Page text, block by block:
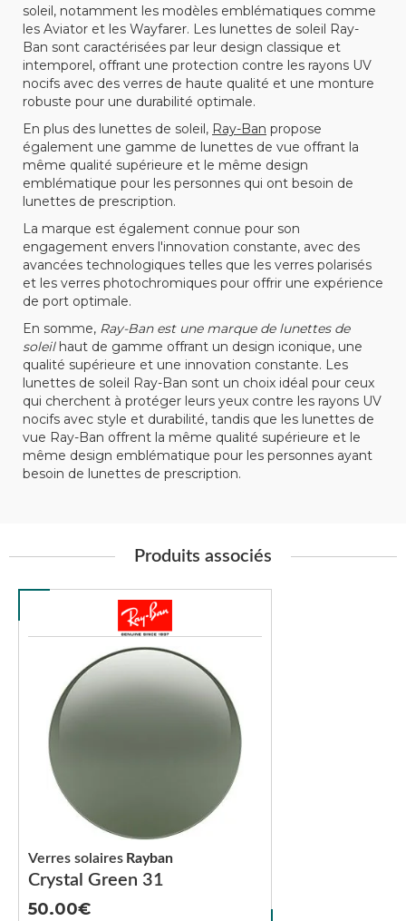
soleil, notamment les modèles emblématiques comme
les Aviator et les Wayfarer. Les lunettes de soleil Ray-
Ban sont caractérisées par leur design classique et
intemporel, offrant une protection contre les rayons UV
nocifs avec des verres de haute qualité et une monture
robuste pour une durabilité optimale.
En plus des lunettes de soleil, Ray-Ban propose
également une gamme de lunettes de vue offrant la
même qualité supérieure et le même design
emblématique pour les personnes qui ont besoin de
lunettes de prescription.
La marque est également connue pour son
engagement envers l'innovation constante, avec des
avancées technologiques telles que les verres polarisés
et les verres photochromiques pour offrir une expérience
de port optimale.
En somme, Ray-Ban est une marque de lunettes de
soleilhaut de gamme offrant un design iconique, une
qualité supérieure et une innovation constante. Les
lunettes de soleil Ray-Ban sont un choix idéal pour ceux
qui cherchent à protéger leurs yeux contre les rayons UV
nocifs avec style et durabilité, tandis que les lunettes de
vue Ray-Ban offrent la même qualité supérieure et le
même design emblématique pour les personnes ayant
besoin de lunettes de prescription.
Produits associés
Crystal Green 31
Verres solaires Rayban
50.00